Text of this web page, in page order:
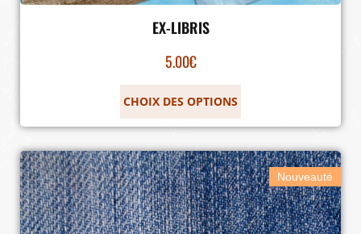
EX-LIBRIS
5.00€
CHOIX DES OPTIONS
Nouveauté